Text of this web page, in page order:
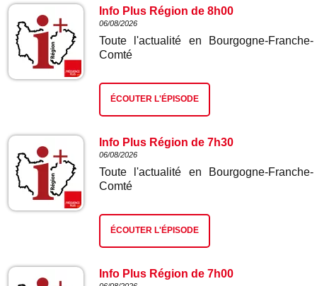
Info Plus Région de 8h00
06/08/2026
Toute l'actualité en Bourgogne-Franche-
Comté
ÉCOUTER L'ÉPISODE
Info Plus Région de 7h30
06/08/2026
Toute l'actualité en Bourgogne-Franche-
Comté
ÉCOUTER L'ÉPISODE
Info Plus Région de 7h00